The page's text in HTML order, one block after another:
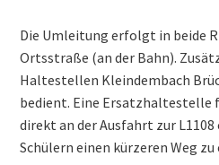
Die Umleitung erfolgt in beide
Ortsstraße (an der Bahn).
Haltestellen Kleindembach
bedient. Eine Ersatzhaltestelle
direkt an der Ausfahrt zur
Schülern einen kürzeren Weg